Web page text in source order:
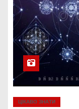
ЦІКАВО ЗНАТИ